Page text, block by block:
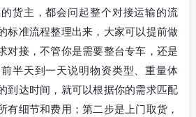
货主，都会问起整个对接运输的流
标准流程整理出来，大家可以提前做
对接，不管你是需要整台专车，还是
半天到一天说明物资类型、重量体
到达时间，就可以根据你的需求匹配
有细节和费用；第二步是上门取货，